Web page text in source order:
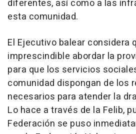
diferentes, así como a las
esta comunidad.
El Ejecutivo balear considera
imprescindible abordar la
para que los servicios
comunidad dispongan de los
necesarios para atender la
Lo hace a través de la Felib,
Federación se puso